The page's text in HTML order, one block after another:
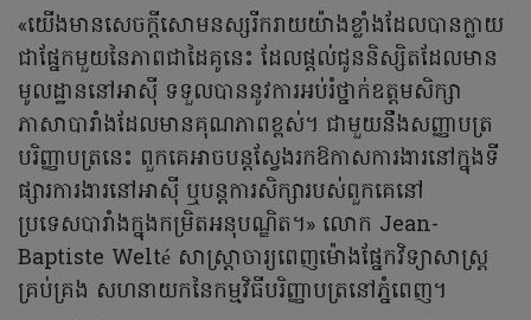
«យើងមានសេចក្តីសោមនស្សរីករាយយ៉ាងខ្លាំងដែលបានក្លាយ
ជាផ្នែកមួយនៃភាពជាដៃគូនេះ ដែលផ្តល់ជូននិស្សិតដែលមាន
មូលដ្ឋាននៅអាស៊ី ទទួលបាននូវការអប់រំថ្នាក់ឧត្តមសិក្សា
ភាសាបារាំងដែលមានគុណភាពខ្ពស់។ ជាមួយនឹងសញ្ញាបត្រ
បរិញ្ញាបត្រនេះ ពួកគេអាចបន្តស្វែងរកឱកាសការងារនៅក្នុងទី
ផ្សារការងារនៅអាស៊ី ឬបន្តការសិក្សារបស់ពួកគេនៅ
ប្រទេសបារាំងក្នុងកម្រិតអនុបណ្ឌិត។» លោក Jean-
Baptiste Welté សាស្ត្រាចារ្យពេញម៉ោងផ្នែកវិទ្យាសាស្ត្រ
គ្រប់គ្រង សហនាយកនៃកម្មវិធីបរិញ្ញាបត្រនៅភ្នំពេញ។